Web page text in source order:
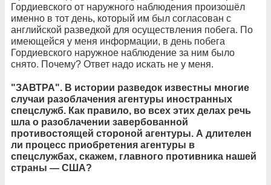
Гордиевского от наружного наблюдения произошёл
именно в тот день, который им был согласован с
английской разведкой для осуществления побега. По
имеющейся у меня информации, в день побега
Гордиевского наружное наблюдение за ним было
снято. Почему? Ответ надо искать не у меня.
"ЗАВТРА". В истории разведок известны многие
случаи разоблачения агентуры иностранных
спецслужб. Как правило, во всех этих делах речь
шла о разоблачении завербованной
противостоящей стороной агентуры. А длителен
ли процесс приобретения агентуры в
спецслужбах, скажем, главного противника нашей
страны — США?